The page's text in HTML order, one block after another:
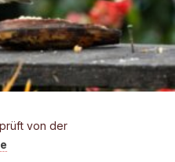
von der